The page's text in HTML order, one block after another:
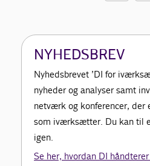
NYHEDSBREV
Nyhedsbrevet ’DI for
nyheder og analyser samt
netværk og konferencer, der
som iværksætter. Du kan til
igen.
Se her, hvordan DI